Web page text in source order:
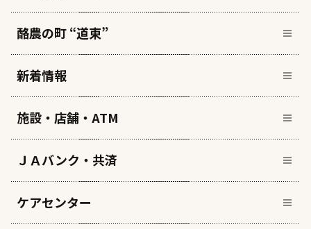
酪農の町 “道東”
新着情報
施設・店舗・ATM
ＪＡバンク・共済
ケアセンター